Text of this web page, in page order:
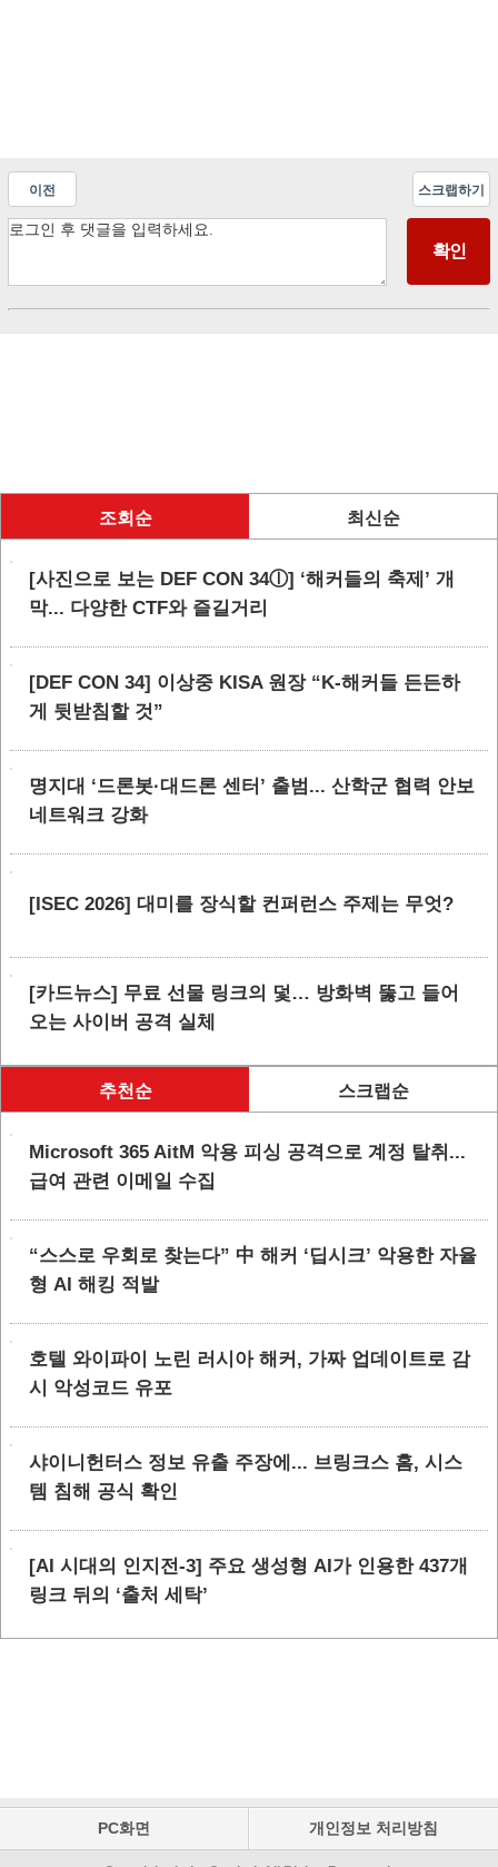
이전 스크랩하기
조회순 최신순
[사진으로 보는 DEF CON 34ⓛ] ‘해커들의 축제’ 개
막... 다양한 CTF와 즐길거리
[DEF CON 34] 이상중 KISA 원장 “K-해커들 든든하
게 뒷받침할 것”
명지대 ‘드론봇·대드론 센터’ 출범... 산학군 협력 안보
네트워크 강화
[ISEC 2026] 대미를 장식할 컨퍼런스 주제는 무엇?
[카드뉴스] 무료 선물 링크의 덫… 방화벽 뚫고 들어
오는 사이버 공격 실체
추천순 스크랩순
Microsoft 365 AitM 악용 피싱 공격으로 계정 탈취...
급여 관련 이메일 수집
“스스로 우회로 찾는다” 中 해커 ‘딥시크’ 악용한 자율
형 AI 해킹 적발
호텔 와이파이 노린 러시아 해커, 가짜 업데이트로 감
시 악성코드 유포
샤이니헌터스 정보 유출 주장에... 브링크스 홈, 시스
템 침해 공식 확인
[AI 시대의 인지전-3] 주요 생성형 AI가 인용한 437개
링크 뒤의 ‘출처 세탁’
PC화면 개인정보 처리방침